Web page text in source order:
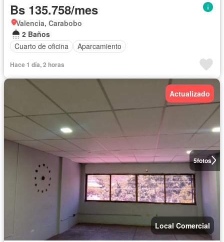
Bs 135.758/mes
Valencia, Carabobo
2 Baños
Cuarto de oficina
Aparcamiento
Hace 1 día, 2 horas
5fotos
Actualizado
Local Comercial